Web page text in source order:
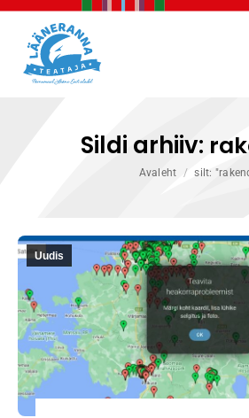
Sildi arhiiv:
Avaleht silt:
Uudis